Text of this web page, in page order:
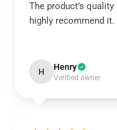
The product’s
highly recommend it.
H Henry
Verified owner